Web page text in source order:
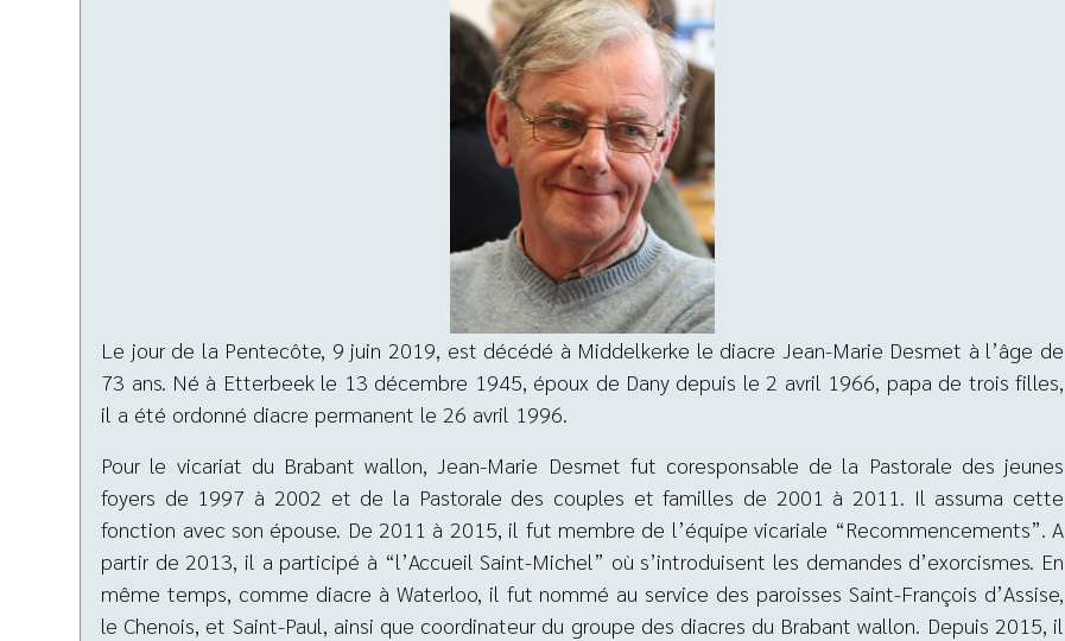
Le jour de la Pentecôte, 9 juin 2019, est décédé à Middelkerke le diacre Jean-Marie Desmet à l’âge de
73 ans. Né à Etterbeek le 13 décembre 1945, époux de Dany depuis le 2 avril 1966, papa de trois filles,
il a été ordonné diacre permanent le 26 avril 1996.
Pour le vicariat du Brabant wallon, Jean-Marie Desmet fut coresponsable de la Pastorale des jeunes
foyers de 1997 à 2002 et de la Pastorale des couples et familles de 2001 à 2011. Il assuma cette
fonction avec son épouse. De 2011 à 2015, il fut membre de l’équipe vicariale “Recommencements”. A
partir de 2013, il a participé à “l’Accueil Saint-Michel” où s’introduisent les demandes d’exorcismes. En
même temps, comme diacre à Waterloo, il fut nommé au service des paroisses Saint-François d’Assise,
le Chenois, et Saint-Paul, ainsi que coordinateur du groupe des diacres du Brabant wallon. Depuis 2015, il